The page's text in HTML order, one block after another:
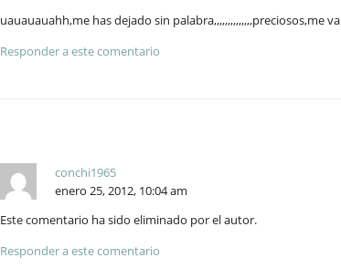
uauauauahh,me has dejado sin palabra,,,,,,,,,,,,,,preciosos,me
Responder a este comentario
conchi1965
enero 25, 2012, 10:04 am
Este comentario ha sido eliminado por el autor.
Responder a este comentario